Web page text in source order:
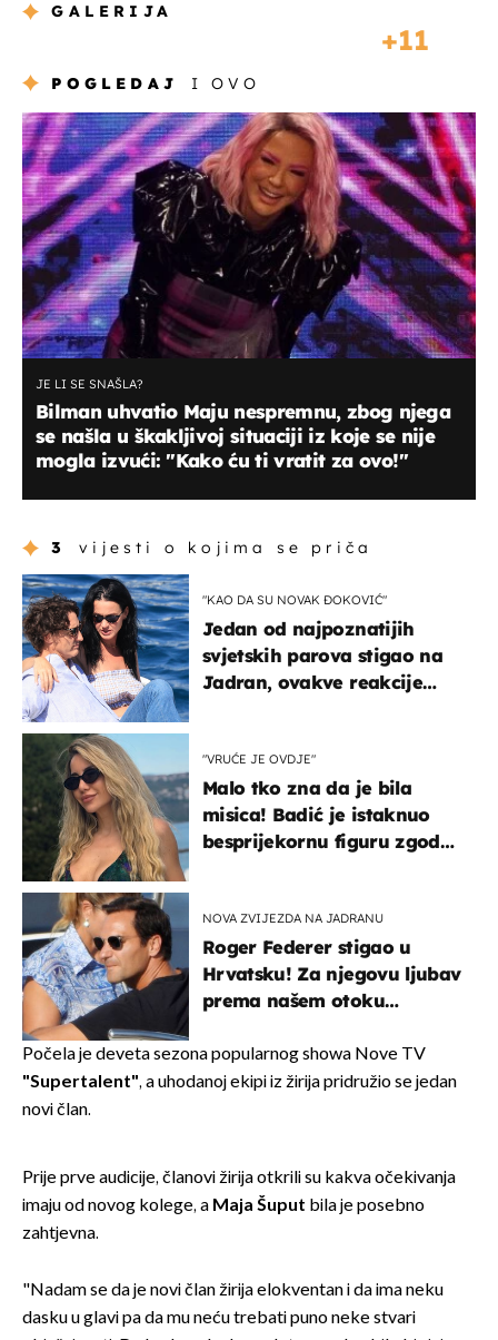
GALERIJA
11
POGLEDAJ I OVO
JE LI SE SNAŠLA?
Bilman uhvatio Maju nespremnu, zbog njega
se našla u škakljivoj situaciji iz koje se nije
mogla izvući: "Kako ću ti vratit za ovo!"
3 vijesti o kojima se priča
"KAO DA SU NOVAK ĐOKOVIĆ"
Jedan od najpoznatijih
svjetskih parova stigao na
Jadran, ovakve reakcije
"VRUĆE JE OVDJE"
Malo tko zna da je bila
misica! Badić je istaknuo
besprijekornu figuru zgodne
NOVA ZVIJEZDA NA JADRANU
Roger Federer stigao u
Hrvatsku! Za njegovu ljubav
prema našem otoku
Hrvat
Počela je deveta sezona popularnog showa Nove TV
"Supertalent", a uhodanoj ekipi iz žirija pridružio se jedan
novi član.
Prije prve audicije, članovi žirija otkrili su kakva očekivanja
imaju od novog kolege, a Maja Šuput bila je posebno
zahtjevna.
"Nadam se da je novi član žirija elokventan i da ima neku
dasku u glavi pa da mu neću trebati puno neke stvari